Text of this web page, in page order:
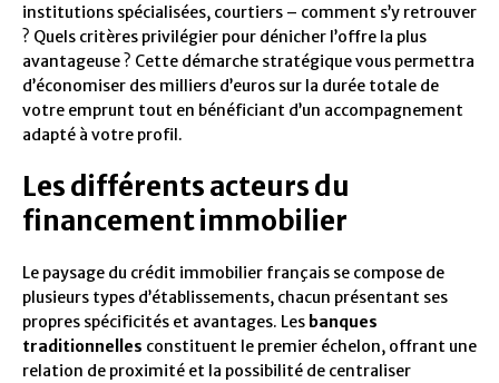
institutions spécialisées, courtiers – comment s’y retrouver
? Quels critères privilégier pour dénicher l’offre la plus
avantageuse ? Cette démarche stratégique vous permettra
d’économiser des milliers d’euros sur la durée totale de
votre emprunt tout en bénéficiant d’un accompagnement
adapté à votre profil.
Les différents acteurs du
financement immobilier
Le paysage du crédit immobilier français se compose de
plusieurs types d’établissements, chacun présentant ses
propres spécificités et avantages. Les banques
traditionnelles constituent le premier échelon, offrant une
relation de proximité et la possibilité de centraliser